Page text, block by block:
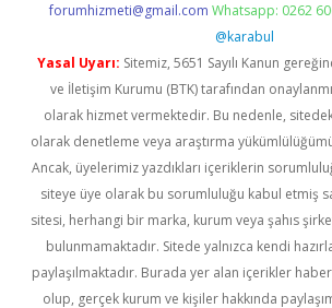
forumhizmeti@gmail.com Whatsapp: 0262
@karabul
Yasal Uyarı: Sitemiz, 5651 Sayılı Kanun
ve İletişim Kurumu (BTK) tarafından
olarak hizmet vermektedir. Bu nedenle,
olarak denetleme veya araştırma
Ancak, üyelerimiz yazdıkları içeriklerin
siteye üye olarak bu sorumluluğu kabul etmiş
sitesi, herhangi bir marka, kurum veya şahıs
bulunmamaktadır. Sitede yalnızca kendi
paylaşılmaktadır. Burada yer alan içerikler
olup, gerçek kurum ve kişiler hakkında